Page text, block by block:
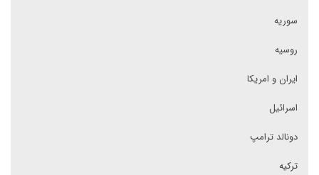
سوریه
روسیه
ایران و امریکا
اسرائیل
دونالد ترامپ
ترکیه